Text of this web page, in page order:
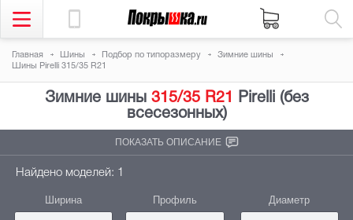
Главная Шины Подбор по типоразмеру
Зимние шины
Шины Pirelli 315/35 R21
Зимние шины 315/35 R21
Pirelli (без
всесезонных)
ПОКАЗАТЬ ОПИСАНИЕ
Найдено моделей: 1
Ширина Профиль Диаметр